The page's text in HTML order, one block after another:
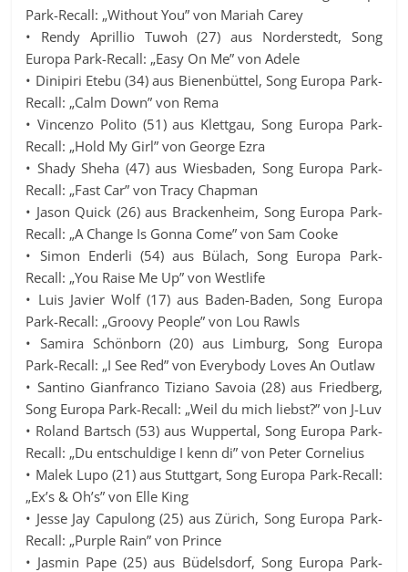
Park-Recall: „Without You” von Mariah Carey
• Rendy Aprillio Tuwoh (27) aus Norderstedt, Song
Europa Park-Recall: „Easy On Me” von Adele
• Dinipiri Etebu (34) aus Bienenbüttel, Song Europa Park-
Recall: „Calm Down” von Rema
• Vincenzo Polito (51) aus Klettgau, Song Europa Park-
Recall: „Hold My Girl” von George Ezra
• Shady Sheha (47) aus Wiesbaden, Song Europa Park-
Recall: „Fast Car” von Tracy Chapman
• Jason Quick (26) aus Brackenheim, Song Europa Park-
Recall: „A Change Is Gonna Come” von Sam Cooke
• Simon Enderli (54) aus Bülach, Song Europa Park-
Recall: „You Raise Me Up” von Westlife
• Luis Javier Wolf (17) aus Baden-Baden, Song Europa
Park-Recall: „Groovy People” von Lou Rawls
• Samira Schönborn (20) aus Limburg, Song Europa
Park-Recall: „I See Red” von Everybody Loves An Outlaw
• Santino Gianfranco Tiziano Savoia (28) aus Friedberg,
Song Europa Park-Recall: „Weil du mich liebst?” von J-Luv
• Roland Bartsch (53) aus Wuppertal, Song Europa Park-
Recall: „Du entschuldige I kenn di” von Peter Cornelius
• Malek Lupo (21) aus Stuttgart, Song Europa Park-Recall:
„Ex’s & Oh’s” von Elle King
• Jesse Jay Capulong (25) aus Zürich, Song Europa Park-
Recall: „Purple Rain” von Prince
• Jasmin Pape (25) aus Büdelsdorf, Song Europa Park-